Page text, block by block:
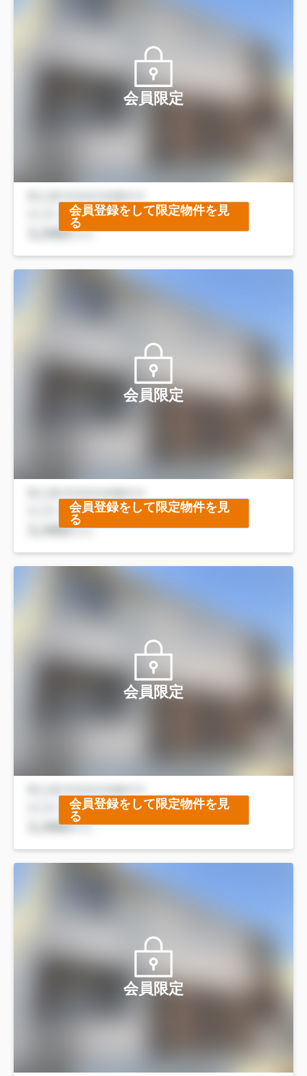
会員限定
会員登録をして限定物件を見
る
会員限定
会員登録をして限定物件を見
る
会員限定
会員登録をして限定物件を見
る
会員限定